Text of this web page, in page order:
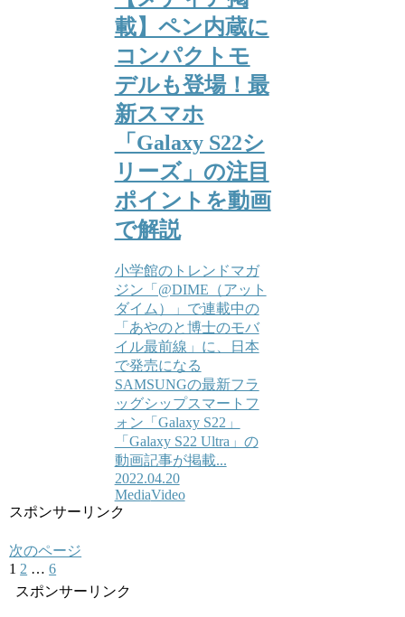
載】ペン内蔵に
コンパクトモ
デルも登場！最
新スマホ
「Galaxy S22シ
リーズ」の注目
ポイントを動画
で解説
小学館のトレンドマガ
ジン「@DIME（アット
ダイム）」で連載中の
「あやのと博士のモバ
イル最前線」に、日本
で発売になる
SAMSUNGの最新フラ
ッグシップスマートフ
ォン「Galaxy S22」
「Galaxy S22 Ultra」の
動画記事が掲載...
2022.04.20
MediaVideo
スポンサーリンク
次のページ
1 2 … 6次
へ
スポンサーリンク